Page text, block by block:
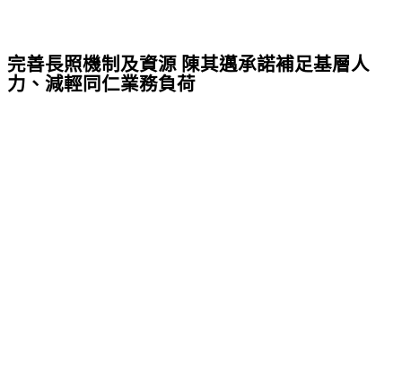
完善長照機制及資源 陳其邁承諾補足基層人
力、減輕同仁業務負荷